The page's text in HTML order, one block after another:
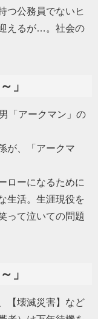
つ公務員でないヒ
えるが…。社会の
」
「アークマン」の
が、「アークマ
ローになるために
生活。生涯現役を
って泣いての問題
」
【壊滅災害】など